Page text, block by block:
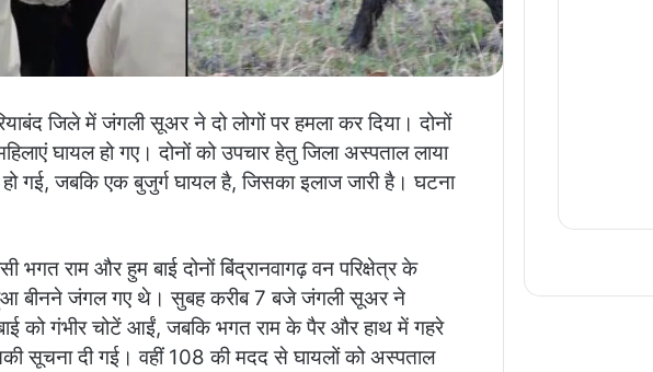
जिले में जंगली सूअर ने दो लोगों पर हमला कर दिया। दोनों
घायल हो गए। दोनों को उपचार हेतु जिला अस्पताल लाया
गई, जबकि एक बुजुर्ग घायल है, जिसका इलाज जारी है। घटना
भगत राम और हुम बाई दोनों बिंद्रानवागढ़ वन परिक्षेत्र के
बीनने जंगल गए थे। सुबह करीब 7 बजे जंगली सूअर ने
को गंभीर चोटें आईं, जबकि भगत राम के पैर और हाथ में गहरे
सूचना दी गई। वहीं 108 की मदद से घायलों को अस्पताल